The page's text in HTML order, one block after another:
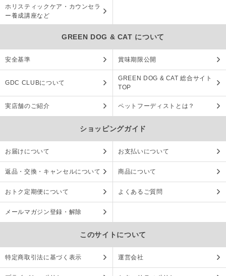
ホリスティックケア・カウンセラ
ー養成講座など
GREEN DOG & CAT について
安全基準 賞味期限公開
GDC CLUBについて
GREEN DOG & CAT 総合サイト
TOP
実店舗のご紹介 ペットフーディストとは？
ショッピングガイド
お届けについて お支払いについて
返品・交換・キャンセルについて 商品について
おトク定期便について よくあるご質問
メールマガジン登録・解除
このサイトについて
特定商取引法に基づく表示 運営会社